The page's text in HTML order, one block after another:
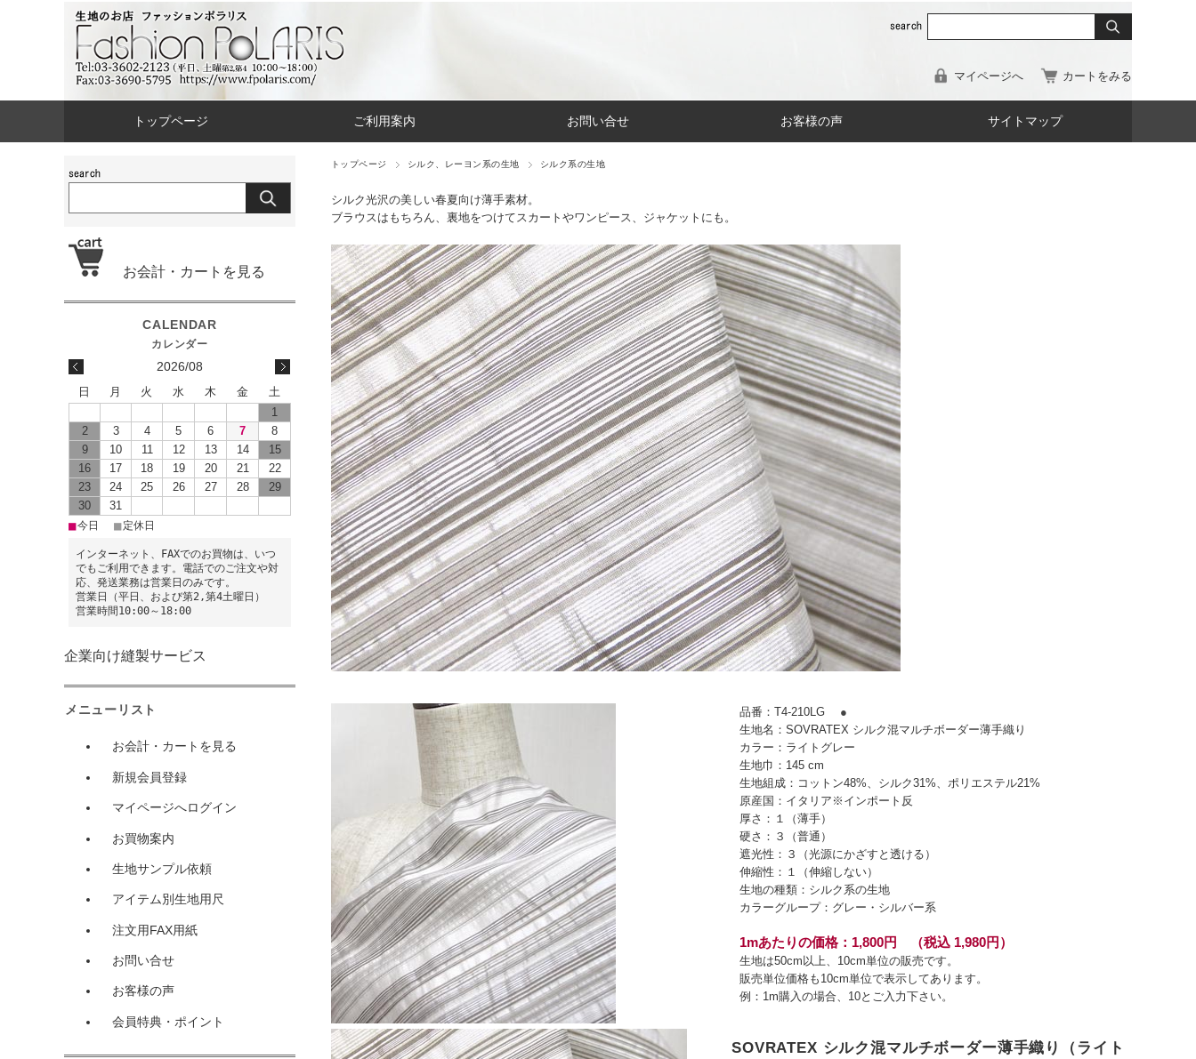
マイページへ カートをみる
トップページ ご利用案内 お問い合せ お客様の声 サイトマップ
トップページ シルク、レーヨン系の生地 シルク系の生地
シルク光沢の美しい春夏向け薄手素材。
ブラウスはもちろん、裏地をつけてスカートやワンピース、ジャケットにも。
品番：T4-210LG ●
生地名：SOVRATEX シルク混マルチボーダー薄手織り
カラー：ライトグレー
生地巾：145 cm
生地組成：コットン48%、シルク31%、ポリエステル21%
原産国：イタリア※インポート反
厚さ：１（薄手）
硬さ：３（普通）
遮光性：３（光源にかざすと透ける）
伸縮性：１（伸縮しない）
生地の種類：シルク系の生地
カラーグループ：グレー・シルバー系
1mあたりの価格：1,800円 （税込 1,980円）
生地は50cm以上、10cm単位の販売です。
販売単位価格も10cm単位で表示してあります。
例：1m購入の場合、10とご入力下さい。
SOVRATEX シルク混マルチボーダー薄手織り（ライト
お会計・カートを見る
2026/08
日 月 火 水 木 金
土
1
2
3 4 5 6 7
8
9
10 11 12 13 14
15
16
17 18 19 20 21
22
23
24 25 26 27 28
29
30
31
■今日 ■ 定休日
インターネット、FAXでのお買物は、いつ
でもご利用できます。電話でのご注文や対
応、発送業務は営業日のみです。
営業日（平日、および第2,第4土曜日）
営業時間10:00～18:00
企業向け縫製サービス
メニューリスト
お会計・カートを見る
新規会員登録
マイページへログイン
お買物案内
生地サンプル依頼
アイテム別生地用尺
注文用FAX用紙
お問い合せ
お客様の声
会員特典・ポイント